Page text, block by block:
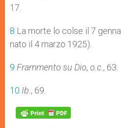
17.
8 La morte lo colse il 7
nato il 4 marzo 1925).
9 Frammento su Dio, o.c. , 63.
10 Ib. , 69.